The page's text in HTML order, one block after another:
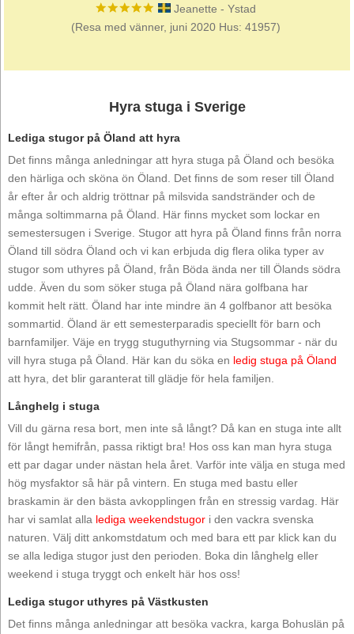
Jeanette - Ystad
(Resa med vänner, juni 2020 Hus: 41957)
Hyra stuga i Sverige
Lediga stugor på Öland att hyra
Det finns många anledningar att hyra stuga på Öland och besöka
den härliga och sköna ön Öland. Det finns de som reser till Öland
år efter år och aldrig tröttnar på milsvida sandstränder och de
många soltimmarna på Öland. Här finns mycket som lockar en
semestersugen i Sverige. Stugor att hyra på Öland finns från norra
Öland till södra Öland och vi kan erbjuda dig flera olika typer av
stugor som uthyres på Öland, från Böda ända ner till Ölands södra
udde. Även du som söker stuga på Öland nära golfbana har
kommit helt rätt. Öland har inte mindre än 4 golfbanor att besöka
sommartid. Öland är ett semesterparadis speciellt för barn och
barnfamiljer. Väje en trygg stuguthyrning via Stugsommar - när du
vill hyra stuga på Öland. Här kan du söka en ledig stuga på Öland
att hyra, det blir garanterat till glädje för hela familjen.
Långhelg i stuga
Vill du gärna resa bort, men inte så långt? Då kan en stuga inte allt
för långt hemifrån, passa riktigt bra! Hos oss kan man hyra stuga
ett par dagar under nästan hela året. Varför inte välja en stuga med
hög mysfaktor så här på vintern. En stuga med bastu eller
braskamin är den bästa avkopplingen från en stressig vardag. Här
har vi samlat alla lediga weekendstugor i den vackra svenska
naturen. Välj ditt ankomstdatum och med bara ett par klick kan du
se alla lediga stugor just den perioden. Boka din långhelg eller
weekend i stuga tryggt och enkelt här hos oss!
Lediga stugor uthyres på Västkusten
Det finns många anledningar att besöka vackra, karga Bohuslän på